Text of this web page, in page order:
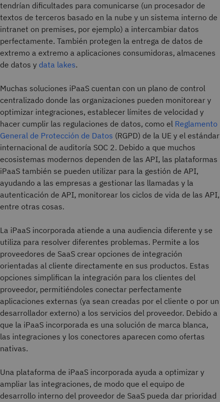
tendrían dificultades para comunicarse (un procesador de
textos de terceros basado en la nube y un sistema interno de
intranet on premises, por ejemplo) a intercambiar datos
perfectamente. También protegen la entrega de datos de
extremo a extremo a aplicaciones consumidoras, almacenes
de datos y data lakes.
Muchas soluciones iPaaS cuentan con un plano de control
centralizado donde las organizaciones pueden monitorear y
optimizar integraciones, establecer límites de velocidad y
hacer cumplir las regulaciones de datos, como el Reglamento
General de Protección de Datos (RGPD) de la UE y el estándar
internacional de auditoría SOC 2. Debido a que muchos
ecosistemas modernos dependen de las API, las plataformas
iPaaS también se pueden utilizar para la gestión de API,
ayudando a las empresas a gestionar las llamadas y la
autenticación de API, monitorear los ciclos de vida de las API,
entre otras cosas.
La iPaaS incorporada atiende a una audiencia diferente y se
utiliza para resolver diferentes problemas. Permite a los
proveedores de SaaS crear opciones de integración
orientadas al cliente directamente en sus productos. Estas
opciones simplifican la integración para los clientes del
proveedor, permitiéndoles conectar perfectamente
aplicaciones externas (ya sean creadas por el cliente o por un
desarrollador externo) a los servicios del proveedor. Debido a
que la iPaaS incorporada es una solución de marca blanca,
las integraciones y los conectores aparecen como ofertas
nativas.
Una plataforma de iPaaS incorporada ayuda a optimizar y
ampliar las integraciones, de modo que el equipo de
desarrollo interno del proveedor de SaaS pueda dar prioridad